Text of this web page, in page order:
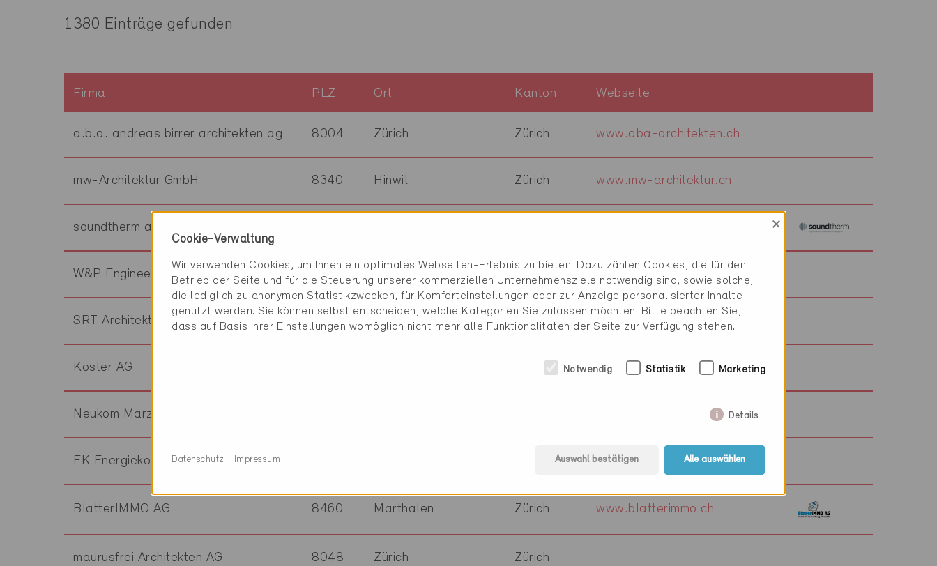
1380 Einträge gefunden
Firma PLZ Ort Kanton Webseite
a.b.a. andreas birrer architekten ag 8004 Zürich Zürich www.aba-architekten.ch
mw-Architektur GmbH 8340 Hinwil Zürich www.mw-architektur.ch
soundtherm ag
W&P Engineering AG 8003 Zürich www.wpe.ch
SRT Architekten AG 8044 Zürich Zürich www.srt-architekten.ch
Koster AG www.kosterag.ch
Neukom Marzolo AG
EK Energiekonzepte AG www.energiekonzepte.ch
BlatterIMMO AG 8460 Marthalen Zürich www.blatterimmo.ch
maurusfrei Architekten AG 8048 Zürich Zürich
Cookie-Verwaltung
×
Wir verwenden Cookies, um Ihnen ein optimales Webseiten-Erlebnis zu bieten. Dazu zählen Cookies, die für den
Betrieb der Seite und für die Steuerung unserer kommerziellen Unternehmensziele notwendig sind, sowie solche,
die lediglich zu anonymen Statistikzwecken, für Komforteinstellungen oder zur Anzeige personalisierter Inhalte
genutzt werden. Sie können selbst entscheiden, welche Kategorien Sie zulassen möchten. Bitte beachten Sie,
dass auf Basis Ihrer Einstellungen womöglich nicht mehr alle Funktionalitäten der Seite zur Verfügung stehen.
Notwendig Statistik Marketing
Details
Auswahl bestätigen Alle auswählen
Datenschutz Impressum